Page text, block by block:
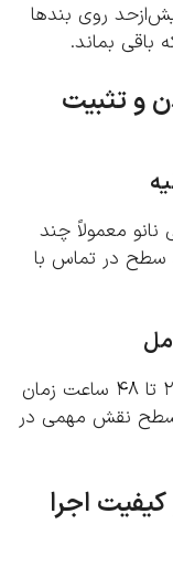
روی بندها
بماند.
چند
در تماس با
برای رسیدن به استحکام نهایی، معمولاً ۲۴ تا ۴۸ ساعت زمان
نقش مهمی در
اجرا